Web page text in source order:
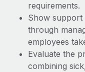
requirements.
Show
through
employees
Evaluate the
combining